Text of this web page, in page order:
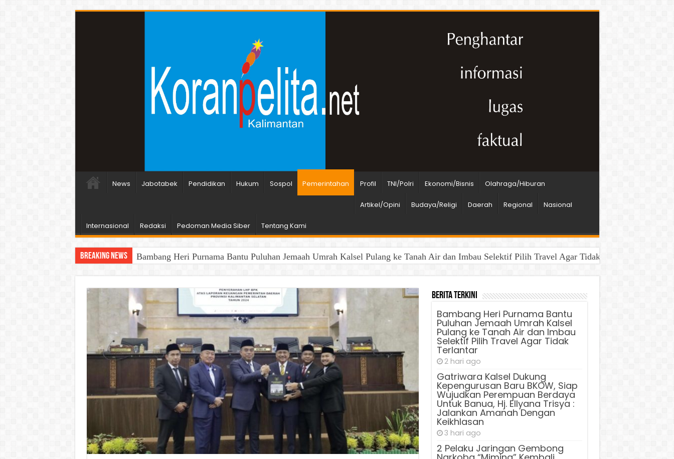
News Jabotabek Pendidikan Hukum Sospol Pemerintahan Profil TNI/Polri Ekonomi/Bisnis Olahraga/Hiburan
Artikel/Opini Budaya/Religi Daerah Regional Nasional
Internasional Redaksi Pedoman Media Siber Tentang Kami
Breaking News Bambang Heri Purnama Bantu Puluhan Jemaah Umrah Kalsel Pulang ke Tanah Air dan Imbau Selektif Pilih Travel Agar Tidak Terlantar
Berita Terkini
Bambang Heri Purnama Bantu
Puluhan Jemaah Umrah Kalsel
Pulang ke Tanah Air dan Imbau
Selektif Pilih Travel Agar Tidak
Terlantar
2 hari ago
Gatriwara Kalsel Dukung
Kepengurusan Baru BKOW, Siap
Wujudkan Perempuan Berdaya
Untuk Banua, Hj. Ellyana Trisya :
Jalankan Amanah Dengan
Keikhlasan
3 hari ago
2 Pelaku Jaringan Gembong